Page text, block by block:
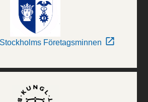
Företagsminnen